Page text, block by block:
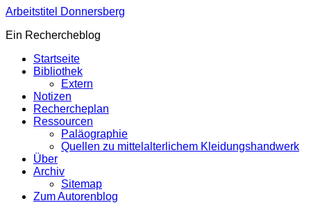
Zum
springen
Arbeitstitel Donnersberg
Ein Rechercheblog
Startseite
Bibliothek
Extern
Notizen
Rechercheplan
Ressourcen
Paläographie
Quellen zu mittelalterlichem Kleidungshandwerk
Über
Archiv
Sitemap
Zum Autorenblog